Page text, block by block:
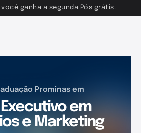
ganha a segunda Pós grátis.
Prominas em
em
e Marketing